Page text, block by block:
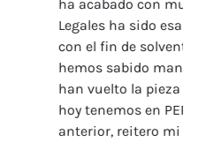
pero Soluciones
luz que nos ha guiado
tantos rezagos que
de tal forma, que se
principal del impulso que
SAS. Por todo lo
sincero